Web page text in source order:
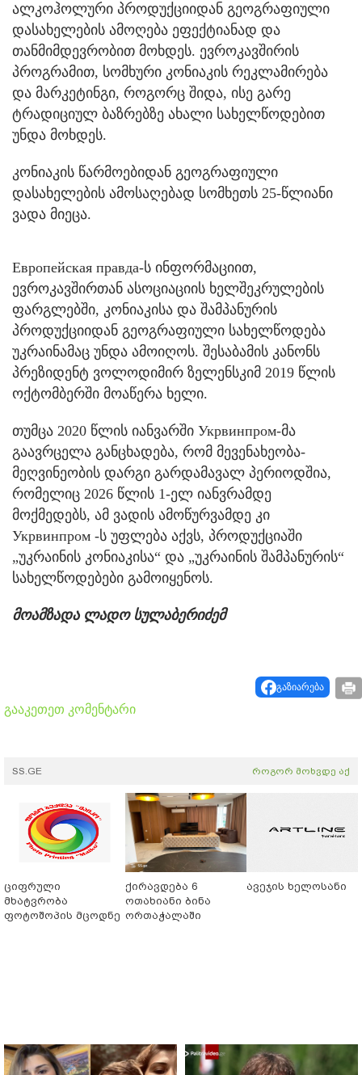
ალკოჰოლური პროდუქციიდან გეოგრაფიული
დასახელების ამოღება ეფექტიანად და
თანმიმდევრობით მოხდეს. ევროკავშირის
პროგრამით, სომხური კონიაკის რეკლამირება
და მარკეტინგი, როგორც შიდა, ისე გარე
ტრადიციულ ბაზრებზე ახალი სახელწოდებით
უნდა მოხდეს.
კონიაკის წარმოებიდან გეოგრაფიული
დასახელების ამოსაღებად სომხეთს 25-წლიანი
ვადა მიეცა.
Европейская правда-ს ინფორმაციით,
ევროკავშირთან ასოციაციის ხელშეკრულების
ფარგლებში, კონიაკისა და შამპანურის
პროდუქციიდან გეოგრაფიული სახელწოდება
უკრაინამაც უნდა ამოიღოს. შესაბამის კანონს
პრეზიდენტ ვოლოდიმირ ზელენსკიმ 2019 წლის
ოქტომბერში მოაწერა ხელი.
თუმცა 2020 წლის იანვარში Укрвинпром-მა
გაავრცელა განცხადება, რომ მევენახეობა-
მეღვინეობის დარგი გარდამავალ პერიოდშია,
რომელიც 2026 წლის 1-ელ იანვრამდე
მოქმედებს, ამ ვადის ამოწურვამდე კი
Укрвинпром -ს უფლება აქვს, პროდუქციაში
„უკრაინის კონიაკისა“ და „უკრაინის შამპანურის“
სახელწოდებები გამოიყენოს.
მოამზადა ლადო სულაბერიძემ
გაზიარება
გააკეთეთ კომენტარი
SS.GE როგორ მოხვდე აქ
ციფრული
მხატვრობა
ფოტოშოპის მცოდნე
ქირავდება 6
ოთახიანი ბინა
ორთაჭალაში
ავეჯის ხელოსანი